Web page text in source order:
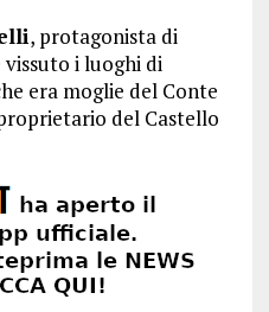
, protagonista di
i luoghi di
era moglie del Conte
del Castello